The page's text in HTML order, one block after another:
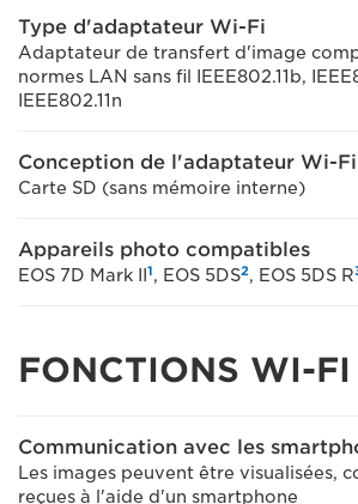
Type d'adaptateur Wi-Fi
Adaptateur de transfert d'image
normes LAN sans fil IEEE802.11b,
IEEE802.11n
Conception de l'adaptateur Wi-Fi
Carte SD (sans mémoire interne)
Appareils photo compatibles
EOS 7D Mark II 1, EOS 5DS2, EOS 5DS R
FONCTIONS WI-FI
Communication avec les
Les images peuvent être visualisées,
reçues à l'aide d'un smartphone